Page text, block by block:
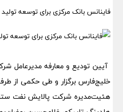
فاینانس بانک مرکزی برای توسعه
آیین تودیع و معارفه مدیرعامل
خلیج‌فارس برگزار و طی حکمی از
هئیت‌مدیره شرکت پالایش نفت